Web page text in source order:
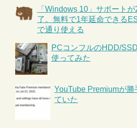
「Windows 10」サポート
了。無料で1年延命できる
で通り使える
PCコンフルのHDD/
使ってみた
YouTube Premiumが
ていた